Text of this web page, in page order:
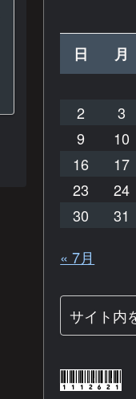
日
月
2
3
9
10
16
17
23
24
30
31
« 7月